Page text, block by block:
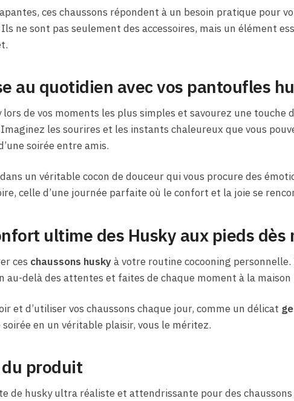
ces chaussons répondent à un besoin pratique pour
ne sont pas seulement des accessoires, mais un élément
au quotidien avec vos pantoufles
lors de vos moments les plus simples et savourez une touche
les sourires et les instants chaleureux que vous
soirée entre amis.
un véritable cocon de douceur qui vous procure des
celle d’une journée parfaite où le confort et la joie se
ultime des Husky aux pieds dès
ces chaussons huskyà votre routine cocooning personnelle.
au-delà des attentes et faites de chaque moment à la
et d’utiliser vos chaussons chaque jour, comme un délicat
en un véritable plaisir, vous le méritez.
produit
de husky ultra réaliste et attendrissante pour des